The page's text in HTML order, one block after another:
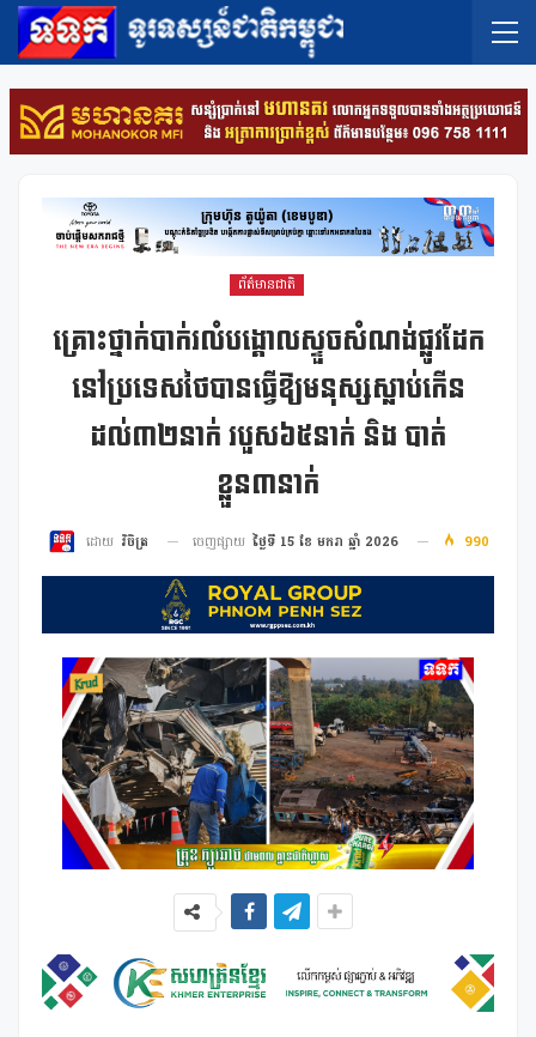
ព័ត៌មានជាតិ
គ្រោះថ្នាក់បាក់រលំបង្គោលស្ទួចសំណង់ផ្លូវដែក
នៅប្រទេសថៃបានធ្វើឱ្យមនុស្សស្លាប់កើន
ដល់៣២នាក់ របួស៦៥នាក់ និង បាត់
ខ្លួន៣នាក់
ដោយ វិចិត្រ ចេញផ្សាយ ថ្ងៃទី 15 ខែ មករា ឆ្នាំ 2026 990